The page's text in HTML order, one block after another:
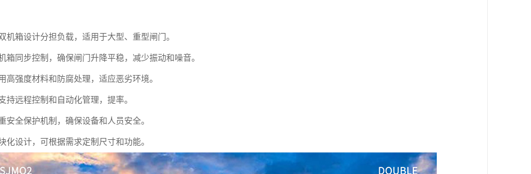
机箱设计分担负载，适用于大型、重型闸门。
箱同步控制，确保闸门升降平稳，减少振动和噪音。
高强度材料和防腐处理，适应恶劣环境。
持远程控制和自动化管理，提率。
安全保护机制，确保设备和人员安全。
化设计，可根据需求定制尺寸和功能。